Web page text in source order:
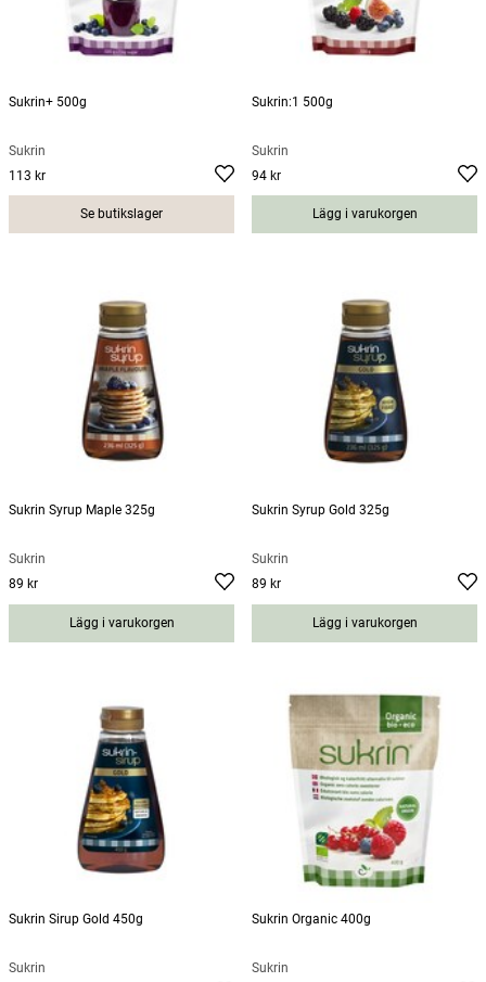
Sukrin+ 500g
Sukrin
Pris:
113 kr
Se butikslager
Sukrin:1 500g
Sukrin
Pris
94 kr
Lägg i varukorgen
Sukrin Syrup Maple 325g
Sukrin
Pris
89 kr
Lägg i varukorgen
Sukrin Syrup Gold 325g
Sukrin
Pris
89 kr
Lägg i varukorgen
Sukrin Sirup Gold 450g
Sukrin
Sukrin Organic 400g
Sukrin